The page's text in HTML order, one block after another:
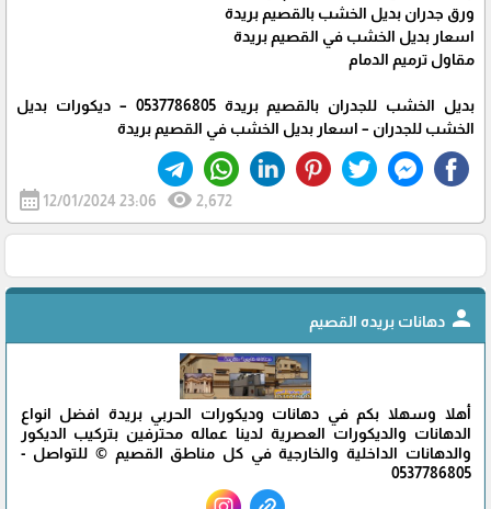
ورق جدران بديل الخشب بالقصيم بريدة
اسعار بديل الخشب في القصيم بريدة
مقاول ترميم الدمام
بديل الخشب للجدران بالقصيم بريدة 0537786805 – ديكورات بديل
الخشب للجدران – اسعار بديل الخشب في القصيم بريدة
calendar_month 12/01/2024 23:06 visibility 2,672
person دهانات بريده القصيم
أهلا وسهلا بكم في دهانات وديكورات الحربي بريدة افضل انواع
الدهانات والديكورات العصرية لدينا عماله محترفين بتركيب الديكور
والدهانات الداخلية والخارجية في كل مناطق القصيم © للتواصل -
0537786805